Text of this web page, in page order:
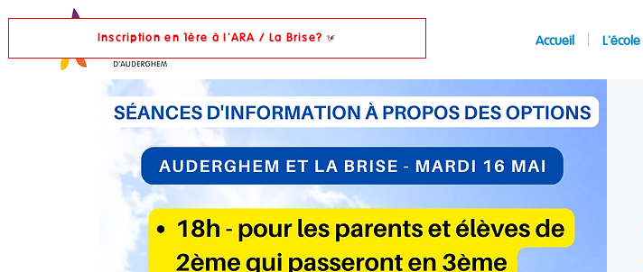
Inscription en 1ère à l'ARA / La Brise? Accueil L'école